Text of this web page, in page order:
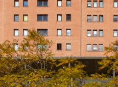
Research
Image Prediction